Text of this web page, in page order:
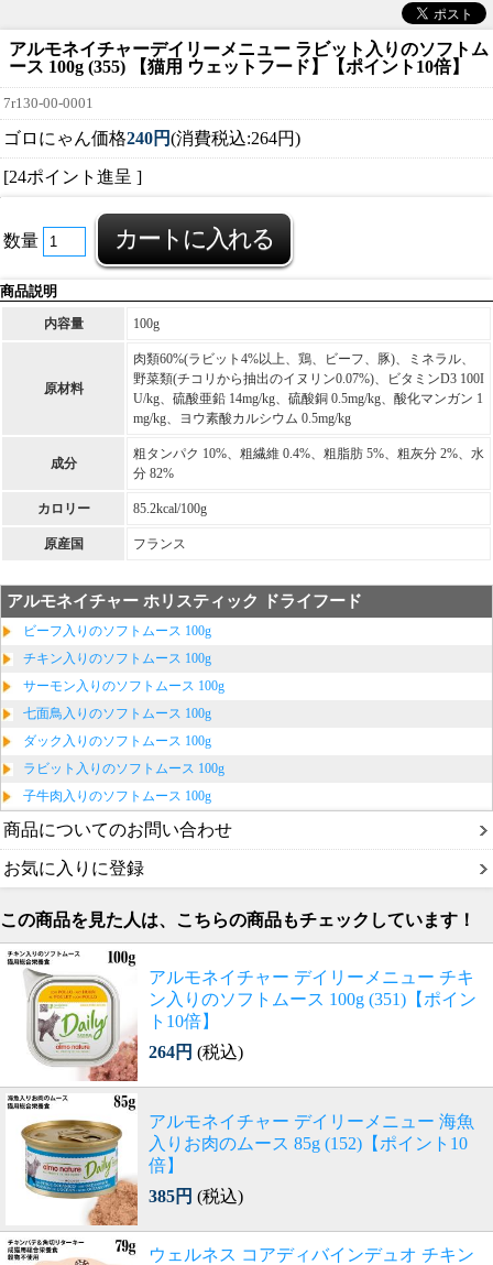
アルモネイチャーデイリーメニュー ラビット入りのソフトム
ース 100g (355) 【猫用 ウェットフード】【ポイント10倍】
7r130-00-0001
ゴロにゃん価格240円(消費税込:264円)
[24ポイント進呈 ]
数量
商品説明
内容量 100g
原材料
肉類60%(ラビット4%以上、鶏、ビーフ、豚)、ミネラル、
野菜類(チコリから抽出のイヌリン0.07%)、ビタミンD3 100I
U/kg、硫酸亜鉛 14mg/kg、硫酸銅 0.5mg/kg、酸化マンガン 1
mg/kg、ヨウ素酸カルシウム 0.5mg/kg
成分
粗タンパク 10%、粗繊維 0.4%、粗脂肪 5%、粗灰分 2%、水
分 82%
カロリー 85.2kcal/100g
原産国 フランス
アルモネイチャー ホリスティック ドライフード
ビーフ入りのソフトムース 100g
チキン入りのソフトムース 100g
サーモン入りのソフトムース 100g
七面鳥入りのソフトムース 100g
ダック入りのソフトムース 100g
ラビット入りのソフトムース 100g
子牛肉入りのソフトムース 100g
商品についてのお問い合わせ
お気に入りに登録
この商品を見た人は、こちらの商品もチェックしています！
アルモネイチャー デイリーメニュー チキ
ン入りのソフトムース 100g (351)【ポイン
ト10倍】
264円 (税込)
アルモネイチャー デイリーメニュー 海魚
入りお肉のムース 85g (152)【ポイント10
倍】
385円 (税込)
ウェルネス コアディバインデュオ チキン